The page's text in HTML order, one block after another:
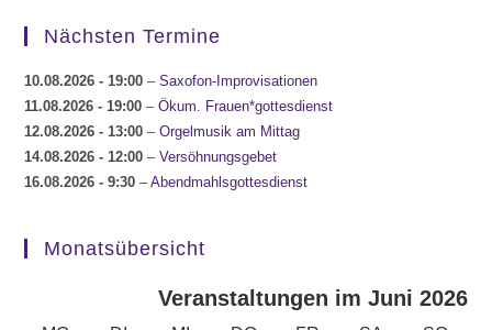
Nächsten Termine
10.08.2026 - 19:00 –Saxofon-Improvisationen
11.08.2026 - 19:00 –Ökum. Frauen*gottesdienst
12.08.2026 - 13:00 –Orgelmusik am Mittag
14.08.2026 - 12:00 –Versöhnungsgebet
16.08.2026 - 9:30 –Abendmahlsgottesdienst
Monatsübersicht
Veranstaltungen im Juni 2026